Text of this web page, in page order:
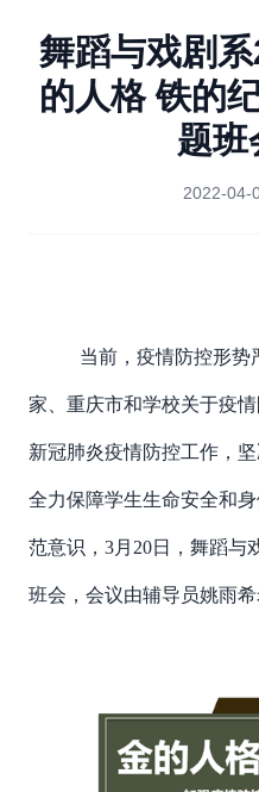
舞蹈与戏剧
的人格 铁的
题班
2022-04-
当前，疫情防控形势
家、重庆市和学校关于疫
新冠肺炎疫情防控工作，
全力保障学生生命安全和
范意识，3月20日，舞蹈与
班会，会议由辅导员姚雨希